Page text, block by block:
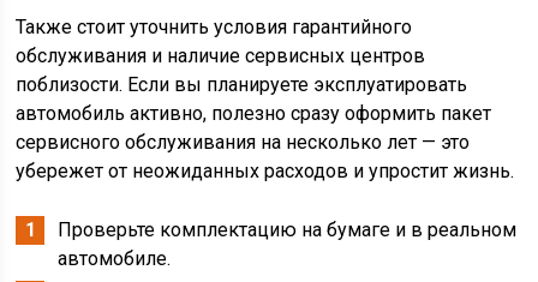
Также стоит уточнить условия гарантийного
обслуживания и наличие сервисных центров
поблизости. Если вы планируете эксплуатировать
автомобиль активно, полезно сразу оформить пакет
сервисного обслуживания на несколько лет — это
убережет от неожиданных расходов и упростит жизнь.
Проверьте комплектацию на бумаге и в реальном
автомобиле.